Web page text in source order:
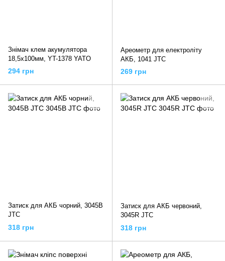
Знімач клем акумулятора
18,5х100мм, YT-1378 YATO
294 грн
Ареометр для електроліту
АКБ, 1041 JTC
269 грн
Затиск для АКБ чорний, 3045B
JTC
318 грн
Затиск для АКБ червоний,
3045R JTC
318 грн